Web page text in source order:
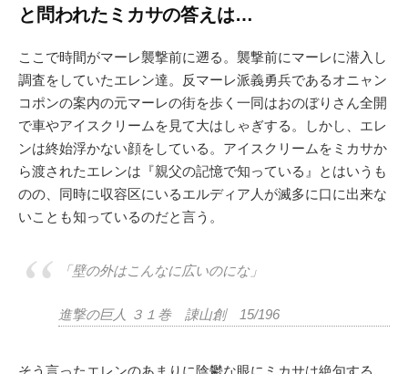
と問われたミカサの答えは…
ここで時間がマーレ襲撃前に遡る。襲撃前にマーレに潜入し
調査をしていたエレン達。反マーレ派義勇兵であるオニャン
コポンの案内の元マーレの街を歩く一同はおのぼりさん全開
で車やアイスクリームを見て大はしゃぎする。しかし、エレ
ンは終始浮かない顔をしている。アイスクリームをミカサか
ら渡されたエレンは『親父の記憶で知っている』とはいうも
のの、同時に収容区にいるエルディア人が滅多に口に出来な
いことも知っているのだと言う。
「壁の外はこんなに広いのにな」
進撃の巨人 ３１巻 諌山創 15/196
そう言ったエレンのあまりに陰鬱な眼にミカサは絶句する。